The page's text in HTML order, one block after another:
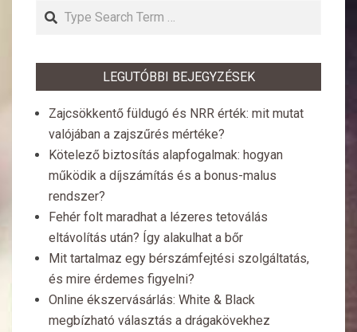
Search
LEGUTÓBBI BEJEGYZÉSEK
Zajcsökkentő füldugó és NRR érték: mit mutat
valójában a zajszűrés mértéke?
Kötelező biztosítás alapfogalmak: hogyan
működik a díjszámítás és a bonus-malus
rendszer?
Fehér folt maradhat a lézeres tetoválás
eltávolítás után? Így alakulhat a bőr
Mit tartalmaz egy bérszámfejtési szolgáltatás,
és mire érdemes figyelni?
Online ékszervásárlás: White & Black
megbízható választás a drágakövekhez